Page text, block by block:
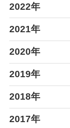
2022年
2021年
2020年
2019年
2018年
2017年